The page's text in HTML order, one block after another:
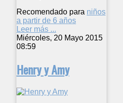
Recomendado para niños
a partir de 6 años
Leer más ...
Miércoles, 20 Mayo 2015
08:59
Henry y Amy